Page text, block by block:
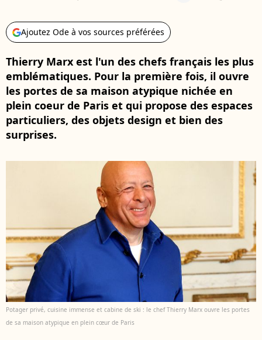
Ajoutez Ode à vos sources préférées
Thierry Marx est l'un des chefs français les plus
emblématiques. Pour la première fois, il ouvre
les portes de sa maison atypique nichée en
plein coeur de Paris et qui propose des espaces
particuliers, des objets design et bien des
surprises.
Potager privé, cuisine immense et cabine de ski : le chef Thierry Marx ouvre les portes
de sa maison atypique en plein cœur de Paris